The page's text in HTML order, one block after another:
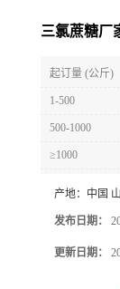
三氯蔗糖厂
起订量 (公斤)
1-500
500-1000
≥1000
产地： 中国
发布日期：
更新日期：